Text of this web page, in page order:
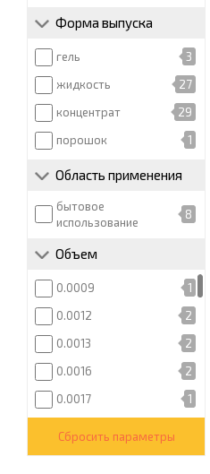
Форма выпуска
гель
3
жидкость
27
концентрат
29
порошок
1
Область применения
бытовое
использование
8
Объем
0.0009
1
0.0012
2
0.0013
2
0.0016
2
0.0017
1
0.0019
2
Сбросить параметры